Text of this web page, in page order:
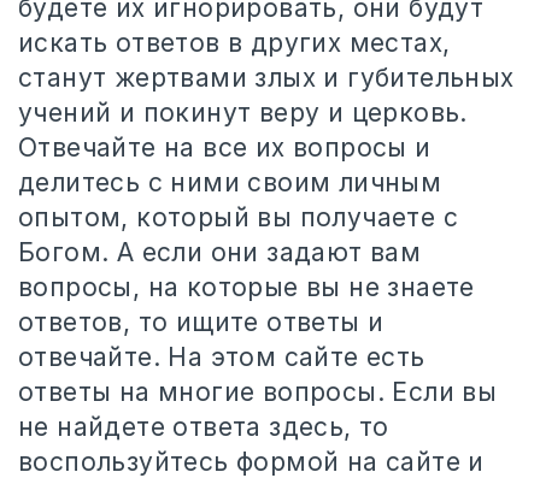
будете их игнорировать, они будут
искать ответов в других местах,
станут жертвами злых и губительных
учений и покинут веру и церковь.
Отвечайте на все их вопросы и
делитесь с ними своим личным
опытом, который вы получаете с
Богом. А если они задают вам
вопросы, на которые вы не знаете
ответов, то ищите ответы и
отвечайте. На этом сайте есть
ответы на многие вопросы. Если вы
не найдете ответа здесь, то
воспользуйтесь формой на сайте и